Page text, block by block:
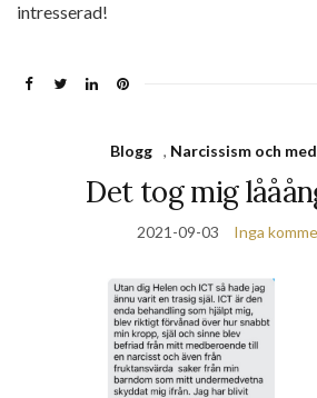
intresserad!
Blogg , Narcissism och
Det tog mig
2021-09-03 Inga